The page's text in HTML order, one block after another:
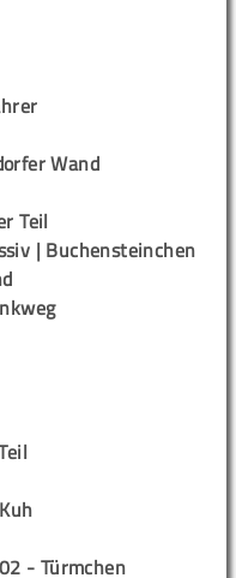
Wand
Teil
| Buchensteinchen
- Türmchen